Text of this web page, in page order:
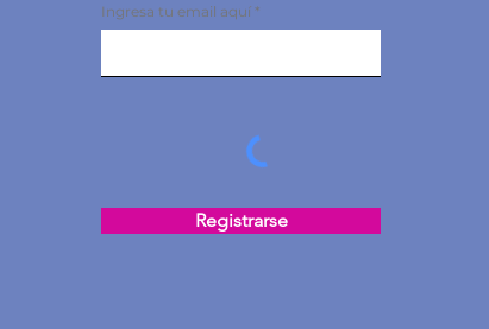
Ingresa tu email aquí
Registrarse